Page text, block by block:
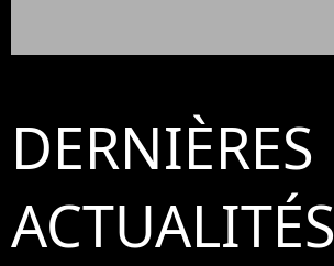
DERNIÈRES
ACTUALITÉS